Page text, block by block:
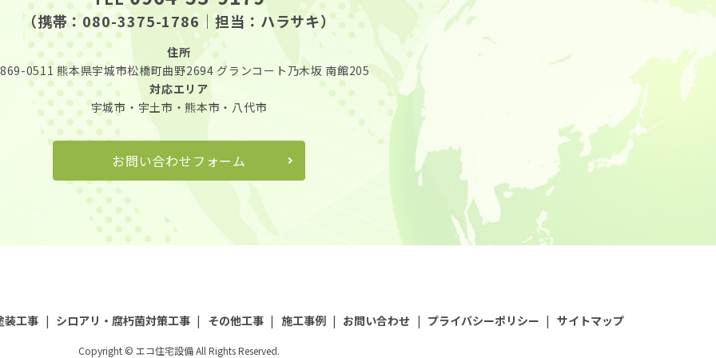
（携帯：080-3375-1786 ｜担当：ハラサキ）
住所
0511熊本県宇城市松橋町曲野2694 グランコート乃木坂 南館205
対応エリア
宇城市・宇土市・熊本市・八代市
お問い合わせフォーム
装工事 シロアリ・腐朽菌対策工事 その他工事 施工事例 お問い合わせ プライバシーポリシー サイトマップ
Copyright © エコ住宅設備 All Rights Reserved.